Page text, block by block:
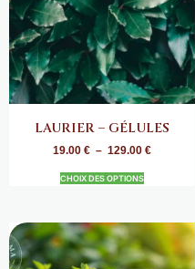
LAURIER – GÉLULES
19.00 € – 129.00 €
CHOIX DES OPTIONS